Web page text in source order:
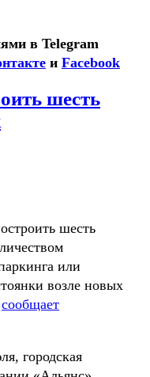
в Telegram
и Facebook
шесть
шесть
или
возле новых
сообщает
городская